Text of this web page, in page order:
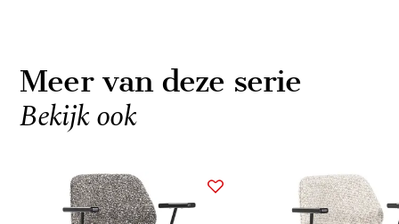
Meer van deze serie
Bekijk ook